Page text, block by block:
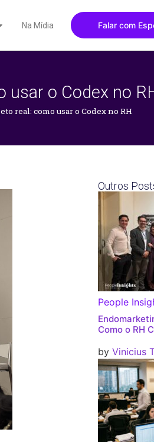
Na Mídia Falar com
usar o Codex no
real: como usar o Codex no RH
Outros
People
Como o RH
by Vinicius